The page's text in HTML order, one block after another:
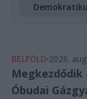
BELFÖLD 2026.
Megkezdődik
Óbudai